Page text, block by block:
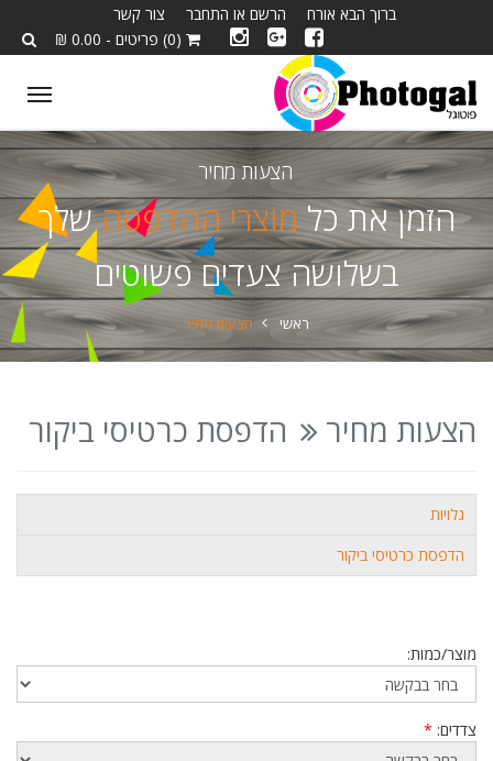
ברוך הבא אורח הרשם או התחבר
צור קשר
(0) פריטים - 0.00 ₪
הצעות מחיר
הזמן את כלמוצרי ההדפסהשלך
בשלושה צעדים פשוטים
ראשי הצעות מחיר
הצעות מחיר הדפסת כרטיסי ביקור
גלויות
הדפסת כרטיסי ביקור
מוצר/כמות:
צדדים: *